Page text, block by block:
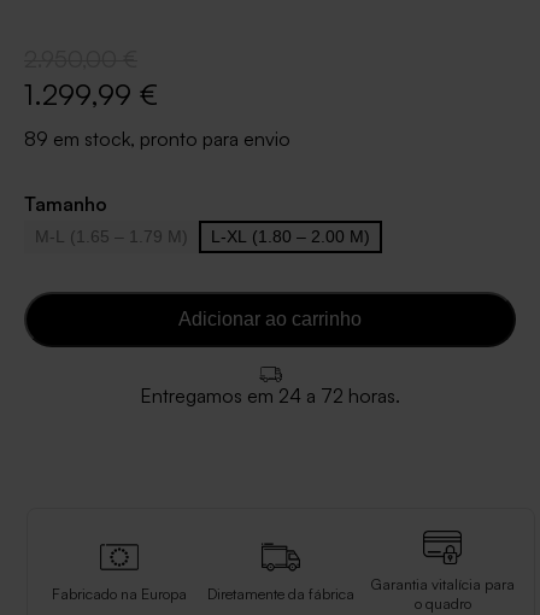
1.299,99 €
89 em stock, pronto para envio
Tamanho
M-L (1.65 – 1.79 M) L-XL (1.80 – 2.00 M)
Adicionar ao carrinho
Entregamos em 24 a 72 horas.
Fabricado na Europa Diretamente da fábrica
Garantia vitalícia para
o quadro